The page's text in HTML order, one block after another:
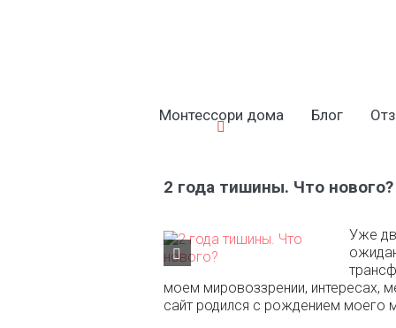
Монтессори дома Блог
2 года тишины. Что нового?
Уже
моем мировоззрении, интересах,
сайт родился с рождением моего